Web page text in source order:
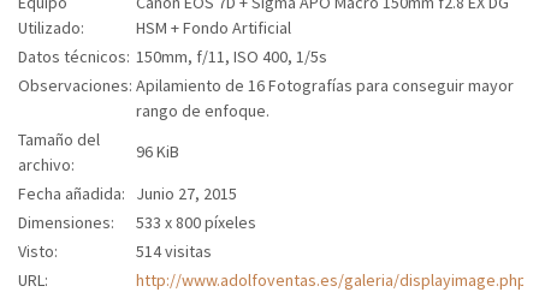
Utilizado:
HSM + Fondo Artificial
Datos técnicos: 150mm, f/11, ISO 400, 1/5s
Observaciones: Apilamiento de 16 Fotografías para conseguir mayor
rango de enfoque.
Tamaño del
archivo:
96 KiB
Fecha añadida:
Junio 27, 2015
Dimensiones:
533 x 800 píxeles
Visto:
514 visitas
URL:
http://www.adolfoventas.es/galeria/displayimage.php?